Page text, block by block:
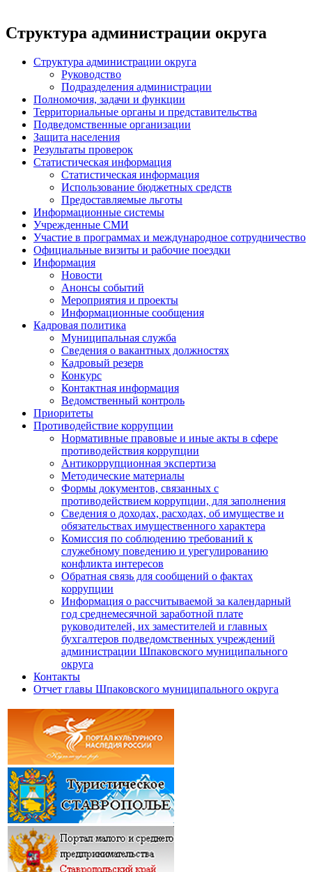
Структура администрации округа
Структура администрации округа
Руководство
Подразделения администрации
Полномочия, задачи и функции
Территориальные органы и представительства
Подведомственные организации
Защита населения
Результаты проверок
Статистическая информация
Статистическая информация
Использование бюджетных средств
Предоставляемые льготы
Информационные системы
Учрежденные СМИ
Участие в программах и международное сотрудничество
Официальные визиты и рабочие поездки
Информация
Новости
Анонсы событий
Мероприятия и проекты
Информационные сообщения
Кадровая политика
Муниципальная служба
Сведения о вакантных должностях
Кадровый резерв
Конкурс
Контактная информация
Ведомственный контроль
Приоритеты
Противодействие коррупции
Нормативные правовые и иные акты в сфере
противодействия коррупции
Антикоррупционная экспертиза
Методические материалы
Формы документов, связанных с
противодействием коррупции, для заполнения
Сведения о доходах, расходах, об имуществе и
обязательствах имущественного характера
Комиссия по соблюдению требований к
служебному поведению и урегулированию
конфликта интересов
Обратная связь для сообщений о фактах
коррупции
Информация о рассчитываемой за календарный
год среднемесячной заработной плате
руководителей, их заместителей и главных
бухгалтеров подведомственных учреждений
администрации Шпаковского муниципального
округа
Контакты
Отчет главы Шпаковского муниципального округа